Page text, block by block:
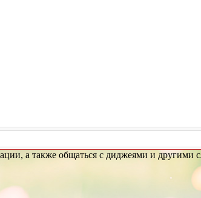
а также общаться с диджеями и другими